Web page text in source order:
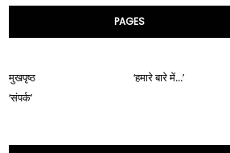
PAGES
मुखपृष्ठ
‘हमारे बारे में...’
‘संपर्क’